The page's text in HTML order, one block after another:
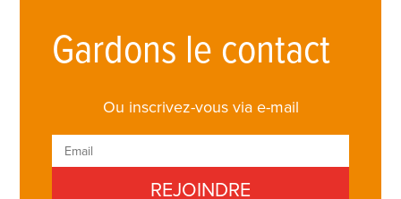
Gardons le contact
Ou inscrivez-vous via e-mail